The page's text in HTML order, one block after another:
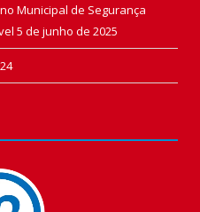
Municipal de Segurança
5 de junho de 2025